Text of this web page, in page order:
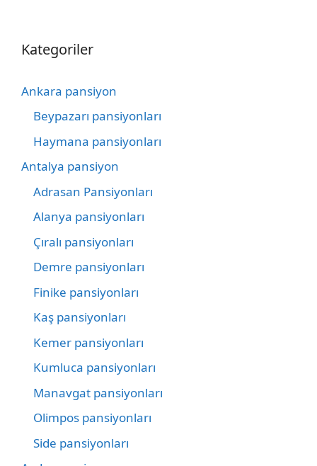
Kategoriler
Ankara pansiyon
Beypazarı pansiyonları
Haymana pansiyonları
Antalya pansiyon
Adrasan Pansiyonları
Alanya pansiyonları
Çıralı pansiyonları
Demre pansiyonları
Finike pansiyonları
Kaş pansiyonları
Kemer pansiyonları
Kumluca pansiyonları
Manavgat pansiyonları
Olimpos pansiyonları
Side pansiyonları